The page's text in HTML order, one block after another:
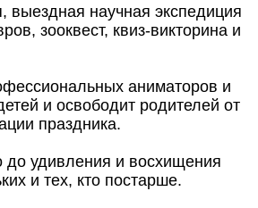
выездная научная экспедиция
зооквест, квиз-викторина и
аниматоров и
и освободит родителей от
праздника.
до удивления и восхищения
и тех, кто постарше.